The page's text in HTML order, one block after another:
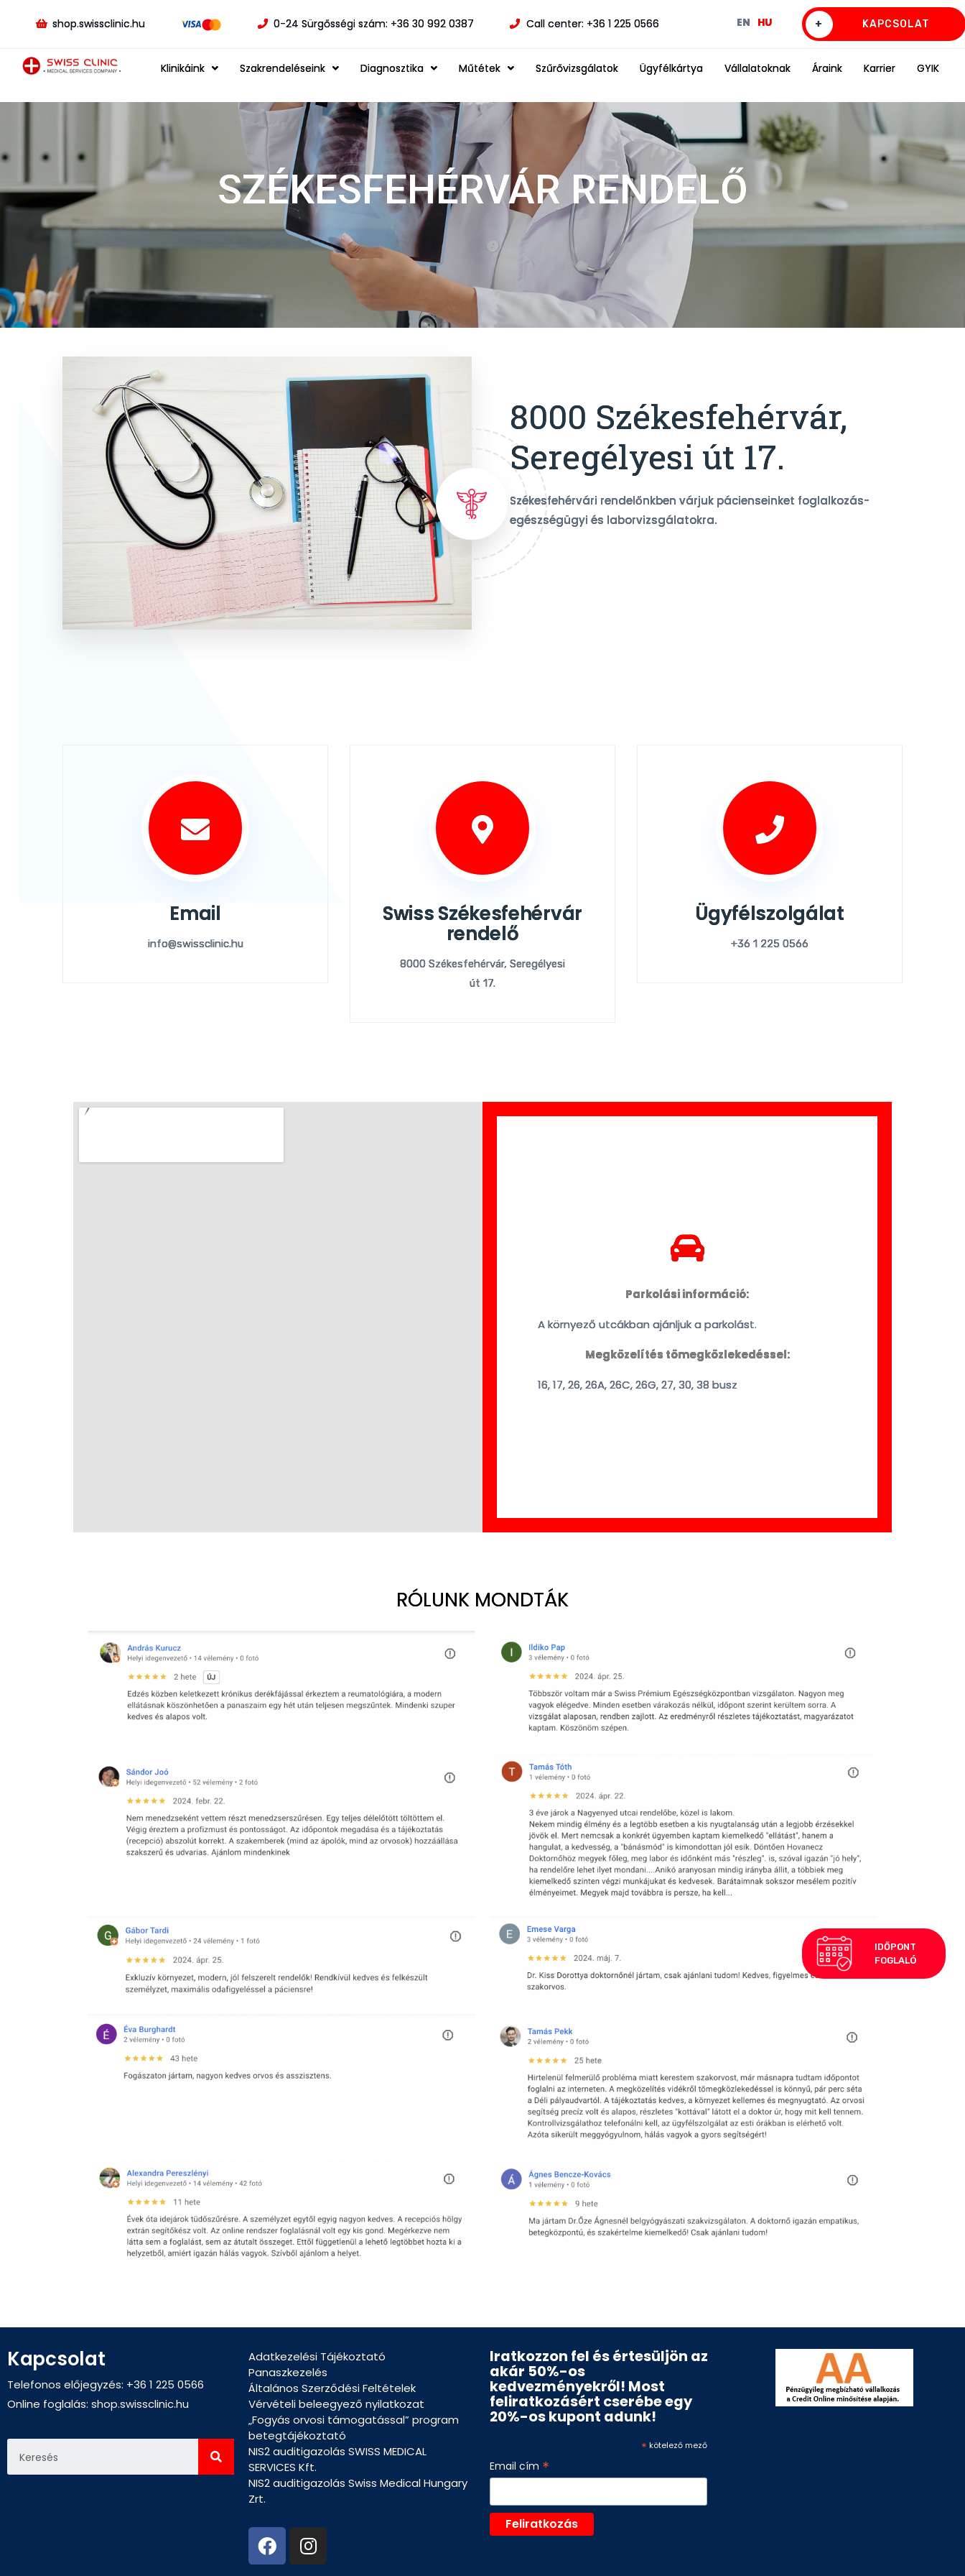
shop.swissclinic.hu 0-24 Sürgősségi szám: +36 30 992 0387 Call center: +36 1 225 0566 EN HU + KAPCSOLAT
Klinikáink Szakrendeléseink Diagnosztika Műtétek Szűrővizsgálatok Ügyfélkártya Vállalatoknak Áraink Karrier GYIK
SZÉKESFEHÉRVÁR RENDELŐ
8000 Székesfehérvár,
Seregélyesi út 17.
Székesfehérvári rendelőnkben várjuk pácienseinket foglalkozás-
egészségügyi és laborvizsgálatokra.
Email
info@swissclinic.hu
Swiss Székesfehérvár
rendelő
8000 Székesfehérvár, Seregélyesi
út 17.
Ügyfélszolgálat
+36 1 225 0566
Parkolási információ:
A környező utcákban ajánljuk a parkolást.
Megközelítés tömegközlekedéssel:
16, 17, 26, 26A, 26C, 26G, 27, 30, 38 busz
RÓLUNK MONDTÁK
Kapcsolat
Telefonos előjegyzés: +36 1 225 0566
Online foglalás: shop.swissclinic.hu
Adatkezelési Tájékoztató
Panaszkezelés
Általános Szerződési Feltételek
Vérvételi beleegyező nyilatkozat
„Fogyás orvosi támogatással” program
betegtájékoztató
NIS2 auditigazolás SWISS MEDICAL
SERVICES Kft.
NIS2 auditigazolás Swiss Medical Hungary
Zrt.
Iratkozzon fel és értesüljön az
akár 50%-os
kedvezményekről! Most
feliratkozásért cserébe egy
20%-os kupont adunk!
* kötelező mező
Email cím *